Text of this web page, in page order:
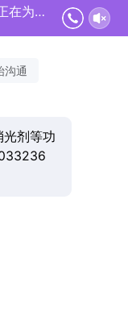
专注塑料功能助剂研发正在为您服务
沟通
剂等功